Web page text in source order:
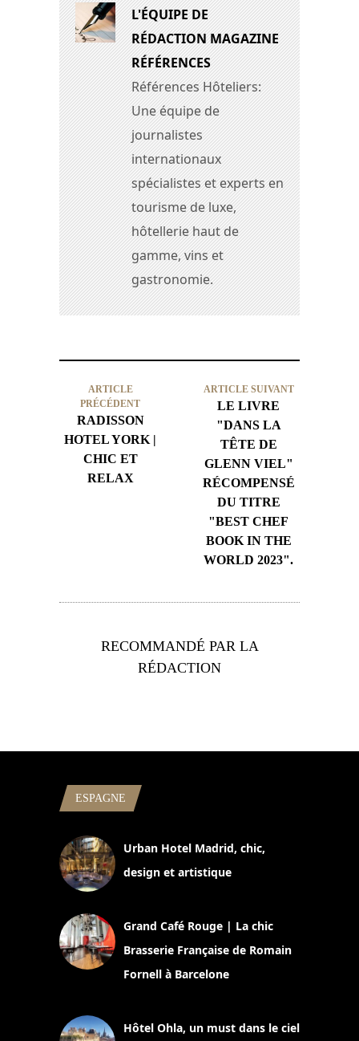
L'ÉQUIPE DE
RÉDACTION MAGAZINE
RÉFÉRENCES
Références Hôteliers:
Une équipe de
journalistes
internationaux
spécialistes et experts en
tourisme de luxe,
hôtellerie haut de
gamme, vins et
gastronomie.
ARTICLE
PRÉCÉDENT
RADISSON
HOTEL YORK |
CHIC ET
RELAX
ARTICLE SUIVANT
LE LIVRE
"DANS LA
TÊTE DE
GLENN VIEL"
RÉCOMPENSÉ
DU TITRE
"BEST CHEF
BOOK IN THE
WORLD 2023".
RECOMMANDÉ PAR LA
RÉDACTION
ESPAGNE
Urban Hotel Madrid, chic,
design et artistique
Grand Café Rouge | La chic
Brasserie Française de Romain
Fornell à Barcelone
Hôtel Ohla, un must dans le ciel